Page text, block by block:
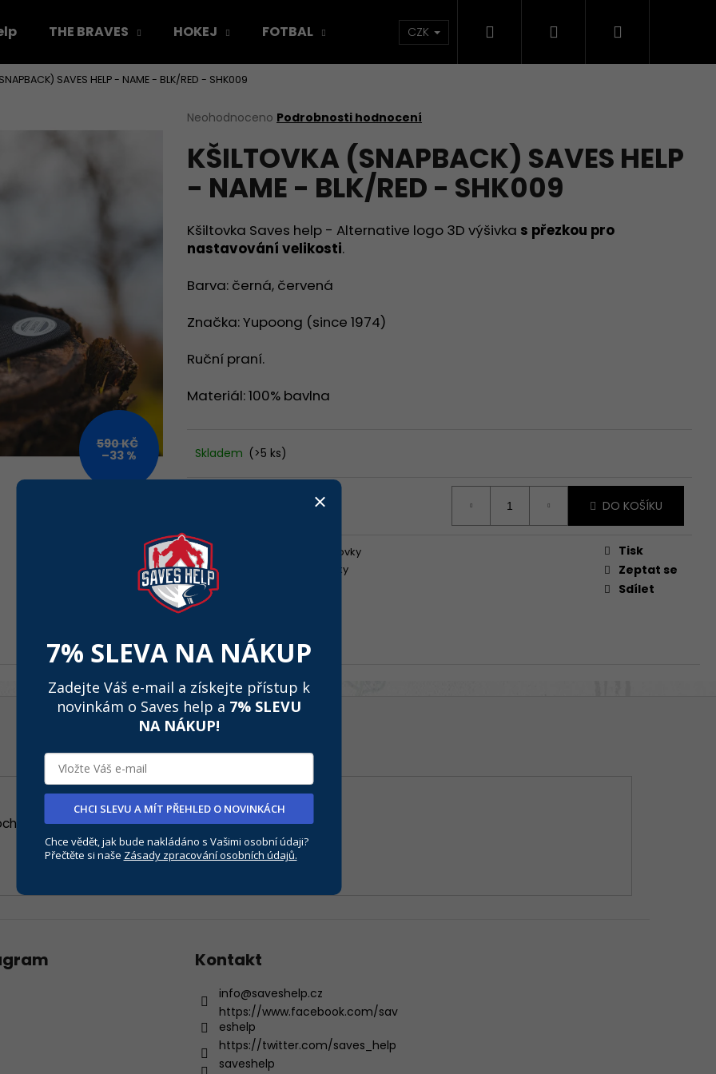
THE BRAVES HOKEJ FOTBAL KontaktCZK Přihlášení
SAVES HELP - NAME - BLK/RED - SHK009
Průměrné
produktu
je
z
hvězdiček.
Neohodnoceno Podrobnosti hodnocení
KŠILTOVKA (SNAPBACK) SAVES HELP
- NAME - BLK/RED - SHK009
Kšiltovka Saves help - Alternative logo 3D výšivka s přezkou pro
nastavování velikosti.
Barva: černá, červená
Značka: Yupoong (since 1974)
Ruční praní.
Materiál: 100% bavlna
Skladem (>5 ks)
cena:
DO KOŠÍKU
Kategorie
Kšiltovky
Záruka
2 roky
Tisk
Zeptat se
Sdílet
590 KČ
–33 %
Co potřebujete najít?
HLEDAT
KŠILTOVKA (FLEXFIT) SAVES HELP -
LOGO - BLK/RED - SHK004
Kč
BLACK - SHPT005
osobních údajů
Kontakt
info@saveshelp.cz
https://www.facebook.com/sav
eshelp
https://twitter.com/saves_help
saveshelp
7% SLEVA NA NÁKUP
Zadejte Váš e-mail a získejte přístup k
novinkám o Saves help a 7% SLEVU
NA NÁKUP!
CHCI SLEVU A MÍT PŘEHLED O NOVINKÁCH
Chce vědět, jak bude nakládáno s Vašimi osobní údaji?
Přečtěte si naše Zásady zpracování osobních údajů.